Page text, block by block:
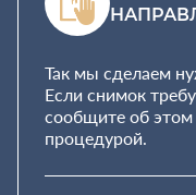
Так мы сделаем
Если снимок
сообщите об этом
процедурой.